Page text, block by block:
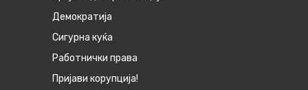
Демократија
Сигурна куќа
Работнички права
Пријави корупција!